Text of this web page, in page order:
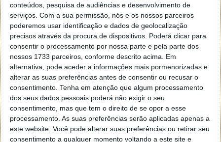
conteúdos, pesquisa de audiências e desenvolvimento de
serviços. Com a sua permissão, nós e os nossos parceiros
poderemos usar identificação e dados de geolocalização
precisos através da procura de dispositivos. Poderá clicar para
consentir o processamento por nossa parte e pela parte dos
nossos 1733 parceiros, conforme descrito acima. Em
alternativa, pode aceder a informações mais pormenorizadas e
alterar as suas preferências antes de consentir ou recusar o
consentimento. Tenha em atenção que algum processamento
dos seus dados pessoais poderá não exigir o seu
consentimento, mas que tem o direito de se opor a esse
processamento. As suas preferências serão aplicadas apenas a
este website. Você pode alterar suas preferências ou retirar seu
consentimento a qualquer momento voltando a este site e
Vítor M.
7 de Novembro de 2005 às 01:39
@Reporter
Desculpa mas o link funciona. Seja como for segue por mail
o MSn Messenger 8.
Responder
Vítor M.
@Rui
Tens de encontrar o que te falei. Faz da seguinte maneira,
janela iniciar e no topo dessa janela com o botão direito do
rato faz propriedades. Depois no separador Menu ‘Iniciar’
clica no botão ‘Personalizar’ aí encontrarás no separador